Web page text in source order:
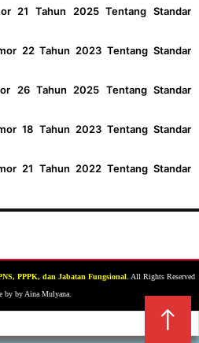
21 Tahun 2025 Tentang Standar
22 Tahun 2023 Tentang Standar
26 Tahun 2025 Tentang Standar
18 Tahun 2023 Tentang Standar
21 Tahun 2022 Tentang Standar
PPPK, dan Jabatan Fungsional. All Rights Reserved
by by Aina Mulyana.
↑